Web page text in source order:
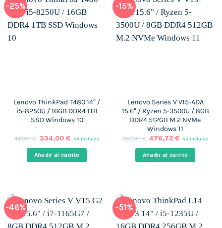
-25%
Lenovo ThinkPad T480 14″ /
i5-8250U / 16GB DDR4 1TB
SSD Windows 10
447,00€ El
original
era:
334,00 €El
actual
es:
IVA incluido
Añadir al carrito
-15%
Lenovo Series V V15-ADA
15.6″ / Ryzen 5-3500U / 8GB
DDR4 512GB M.2 NVMe
Windows 11
560,00€ El
original
era:
476,72€El
actual
es:
IVA incluido
Añadir al carrito
-46% -51%